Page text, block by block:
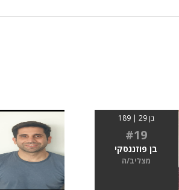
בן 29 | 189
#19
בן פוזננסקי
מצליב/ה